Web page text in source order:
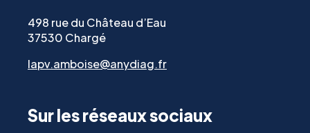
498 rue du Château d’Eau
37530 Chargé
lapv.amboise@anydiag.fr
Sur les réseaux sociaux